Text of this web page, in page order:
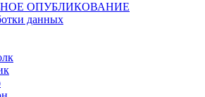
ОПУБЛИКОВАНИЕ
данных